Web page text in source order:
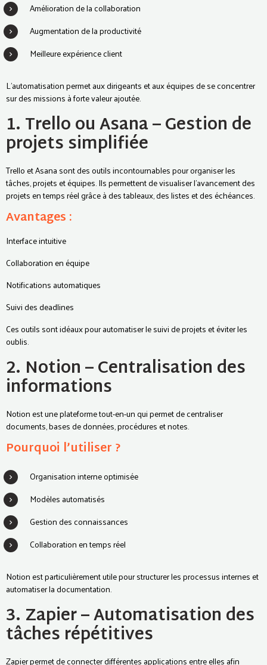
Amélioration de la collaboration
Augmentation de la productivité
Meilleure expérience client
L’automatisation permet aux dirigeants et aux équipes de se concentrer
sur des missions à forte valeur ajoutée.
1. Trello ou Asana – Gestion de
projets simplifiée
Trello et Asana sont des outils incontournables pour organiser les
tâches, projets et équipes. Ils permettent de visualiser l’avancement des
projets en temps réel grâce à des tableaux, des listes et des échéances.
Avantages :
Interface intuitive
Collaboration en équipe
Notifications automatiques
Suivi des deadlines
Ces outils sont idéaux pour automatiser le suivi de projets et éviter les
oublis.
2. Notion – Centralisation des
informations
Notion est une plateforme tout-en-un qui permet de centraliser
documents, bases de données, procédures et notes.
Pourquoi l’utiliser ?
Organisation interne optimisée
Modèles automatisés
Gestion des connaissances
Collaboration en temps réel
Notion est particulièrement utile pour structurer les processus internes et
automatiser la documentation.
3. Zapier – Automatisation des
tâches répétitives
Zapier permet de connecter différentes applications entre elles afin